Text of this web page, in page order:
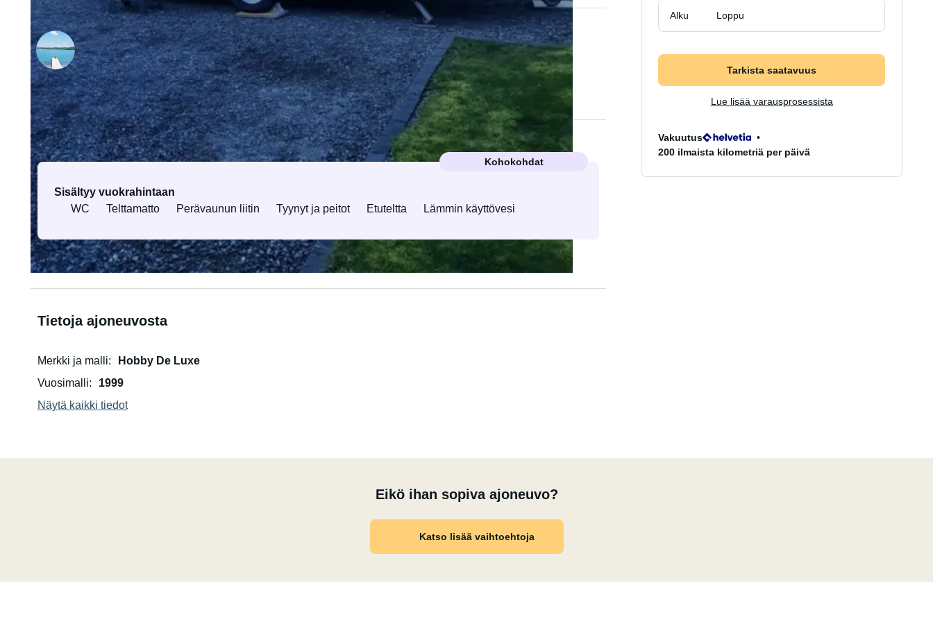
Vuokralle antaja Rolf
Henkilöllisyyden varmennus
tehdään ensimmäisen
varauspyynnön yhteydessä
Varusteet ja palvelut
Kohokohdat
Sisältyy vuokrahintaan
WC
Telttamatto Perävaunun liitin Tyynyt ja peitot Etuteltta Lämmin käyttövesi
Kaikki varusteet ja palvelut
Tietoja ajoneuvosta
Merkki ja malli
Hobby De Luxe
Vuosimalli
1999
Näytä kaikki tiedot
Eikö ihan sopiva ajoneuvo?
Katso lisää vaihtoehtoja
Alku Loppu
Tarkista saatavuus
Lue lisää varausprosessista
Vakuutus
200 ilmaista kilometriä per päivä